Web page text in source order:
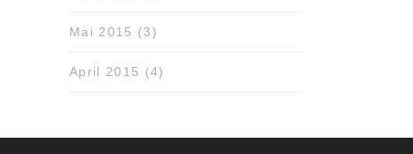
Mai 2015 (3)
April 2015 (4)